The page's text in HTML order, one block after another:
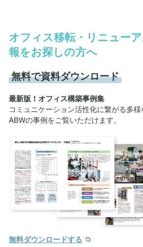
オフィス移転・リニュー
報をお探しの方へ
無料で資料ダウンロード
最新版！オフィス構築事例集
コミュニケーション活性化に繋がる多
ABWの事例をご覧いただけます。
無料ダウンロードする